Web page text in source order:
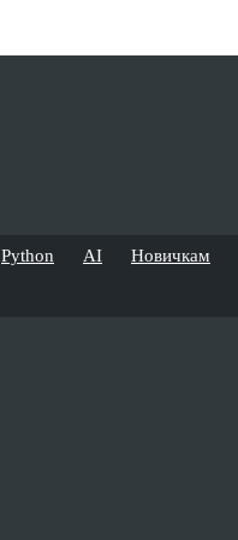
Python AI Новичкам